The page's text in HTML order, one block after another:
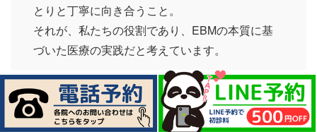
とりと丁寧に向き合うこと。
それが、私たちの役割であり、EBMの本質に基
づいた医療の実践だと考えています。
医療とは、サイエンスに支えられたアート
である
— ウイリアム・オスラー博士